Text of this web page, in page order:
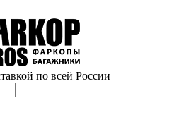
по всей России